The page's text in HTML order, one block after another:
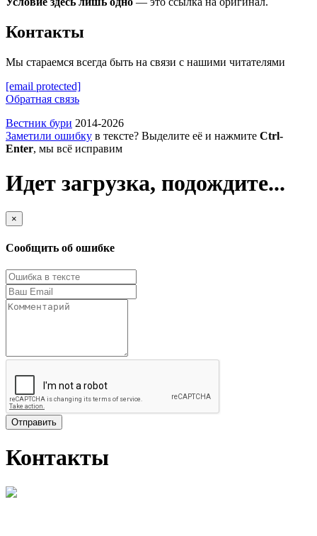
Контакты
Мы стараемся всегда быть на связи с нашими читателями
[email protected]
Обратная связь
Вестник бури 2014-2026
Заметили ошибку в тексте? Выделите её и нажмите Ctrl-
Enter, мы всё исправим
Идет загрузка, подождите...
×
Сообщить об ошибке
Отправить
Контакты